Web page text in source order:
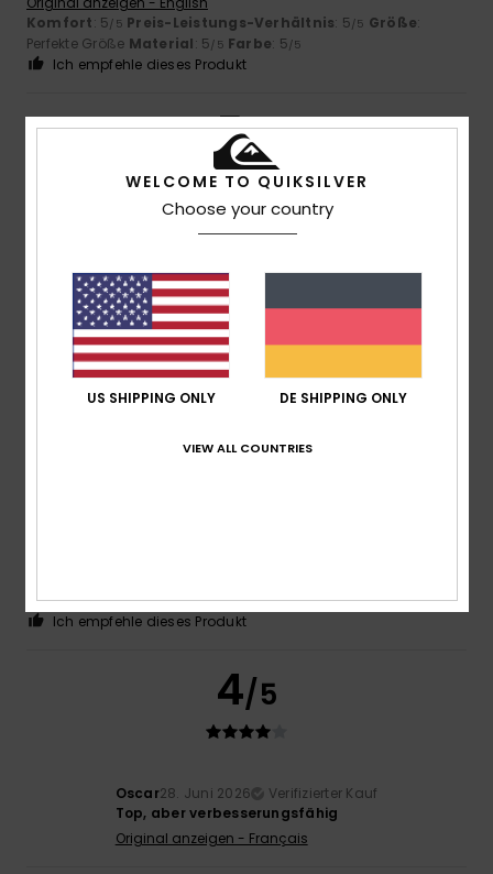
Komfort: 5/5 Preis-Leistungs-Verhältnis: 5/5 Größe:
Perfekte Größe Material: 5/5 Farbe: 5/5
Ich empfehle dieses Produkt
5/5
Original anzeigen - English
Komfort: 5/5 Preis-Leistungs-Verhältnis
Perfekte GrößeMaterial: 5/5 Farbe
Ich empfehle dieses Produkt
5
Perfekte GrößeMaterial: 5/5 Farbe: 4/5
Ich empfehle dieses Produkt
4/5
Oscar28. Juni 2026
Verifizierter Kauf
Top, aber verbesserungsfähig
Original anzeigen - Français
WELCOME TO QUIKSILVER
Choose your country
US SHIPPING ONLY DE SHIPPING ONLY
VIEW ALL COUNTRIES